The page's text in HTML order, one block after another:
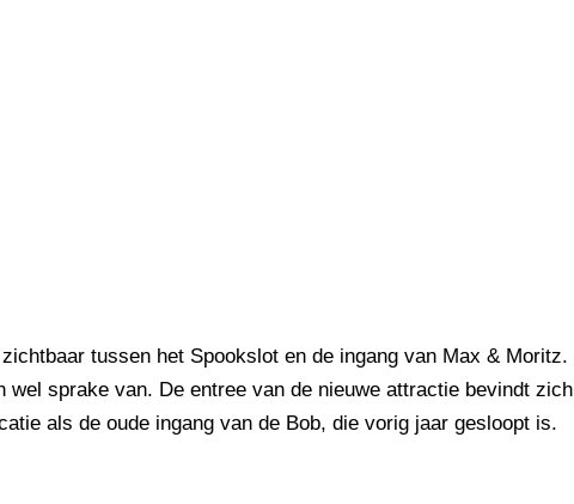
tussen het Spookslot en de ingang van Max & Moritz.
wel sprake van. De entree van de nieuwe attractie bevindt zich
als de oude ingang van de Bob, die vorig jaar gesloopt is.